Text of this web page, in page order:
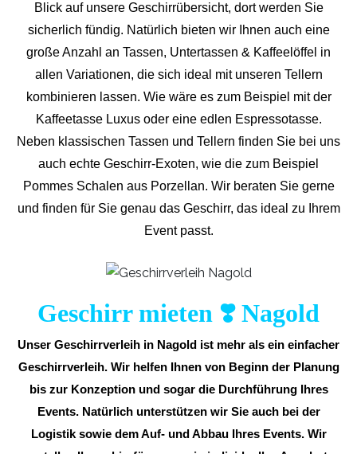
Blick auf unsere Geschirrübersicht, dort werden Sie
sicherlich fündig. Natürlich bieten wir Ihnen auch eine
große Anzahl an Tassen, Untertassen & Kaffeelöffel in
allen Variationen, die sich ideal mit unseren Tellern
kombinieren lassen. Wie wäre es zum Beispiel mit der
Kaffeetasse Luxus oder eine edlen Espressotasse.
Neben klassischen Tassen und Tellern finden Sie bei uns
auch echte Geschirr-Exoten, wie die zum Beispiel
Pommes Schalen aus Porzellan. Wir beraten Sie gerne
und finden für Sie genau das Geschirr, das ideal zu Ihrem
Event passt.
Geschirr mieten ❣️ Nagold
Unser Geschirrverleih in Nagold ist mehr als ein einfacher
Geschirrverleih. Wir helfen Ihnen von Beginn der Planung
bis zur Konzeption und sogar die Durchführung Ihres
Events. Natürlich unterstützen wir Sie auch bei der
Logistik sowie dem Auf- und Abbau Ihres Events. Wir